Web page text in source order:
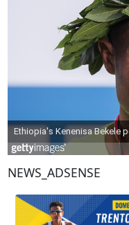
NEWS_ADSENSE